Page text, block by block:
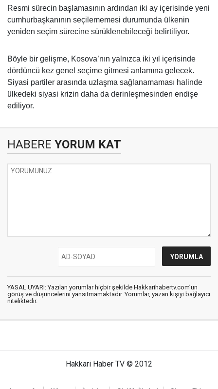
Resmi sürecin başlamasının ardından iki ay içerisinde yeni
cumhurbaşkanının seçilememesi durumunda ülkenin
yeniden seçim sürecine sürüklenebileceği belirtiliyor.
Böyle bir gelişme, Kosova’nın yalnızca iki yıl içerisinde
dördüncü kez genel seçime gitmesi anlamına gelecek.
Siyasi partiler arasında uzlaşma sağlanamaması halinde
ülkedeki siyasi krizin daha da derinleşmesinden endişe
ediliyor.
HABERE YORUM KAT
YASAL UYARI: Yazılan yorumlar hiçbir şekilde Hakkarihabertv.com’un
görüş ve düşüncelerini yansıtmamaktadır. Yorumlar, yazan kişiyi bağlayıcı
niteliktedir.
Hakkari Haber TV © 2012